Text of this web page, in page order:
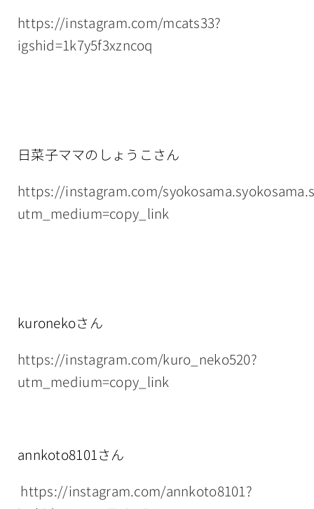
https://instagram.com/mcats33?
igshid=1k7y5f3xzncoq
日菜子ママのしょうこさん
https://instagram.com/
utm_medium=copy_link
kuronekoさん
https://instagram.com/kuro_neko520?
utm_medium=copy_link
annkoto8101さん
https://instagram.com/annkoto8101?